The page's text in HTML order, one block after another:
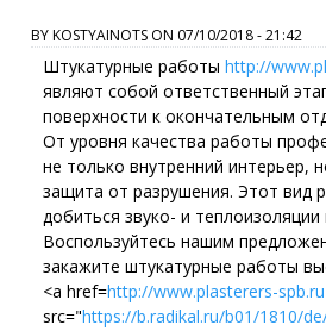
BYKOSTYAINOTS ON 07/10/2018 - 21:42
Штукатурные работы http://
являют собой ответственный
поверхности к окончательным
От уровня качества работы
не только внутренний интерьер,
защита от разрушения. Этот вид
добиться звуко- и
Воспользуйтесь нашим
закажите штукатурные работы
<a href=http://www.plasterers-
src="https://b.radikal.ru/b01/1810/